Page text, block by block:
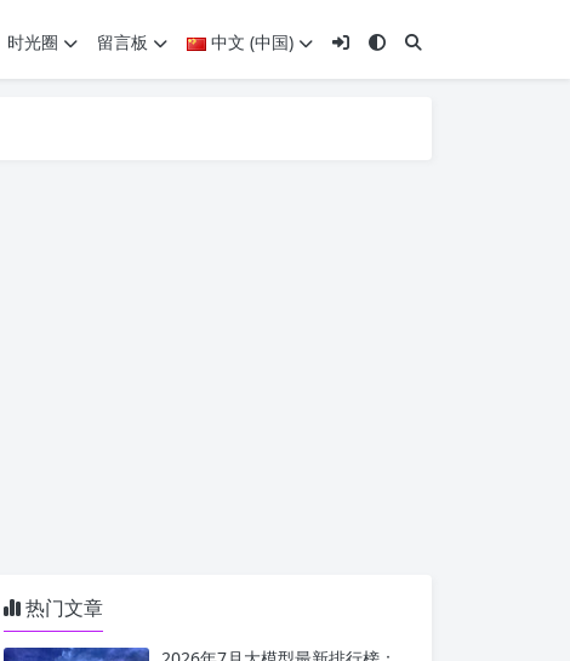
时光圈 留言板 中文 (中国)
热门文章